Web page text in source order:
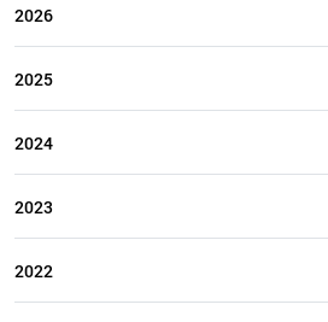
2026
2025
2024
2023
2022